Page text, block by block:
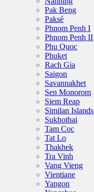
Pak Beng
Paksé
Phnom Penh I
Phnom Penh II
Phu Quoc
Phuket
Rach Gia
Saigon
Savannakhet
Sen Monorom
Siem Reap
Similan Islands
Sukhothai
Tam Coc
Tat Lo
Thakhek
Tra Vinh
Vang Vieng
Vientiane
Yangon